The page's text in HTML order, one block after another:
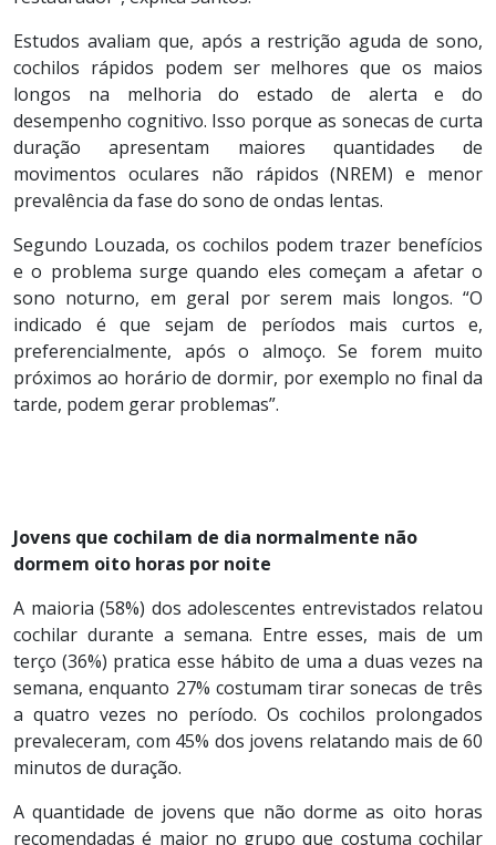
Estudos avaliam que, após a restrição aguda de sono,
cochilos rápidos podem ser melhores que os maios
longos na melhoria do estado de alerta e do
desempenho cognitivo. Isso porque as sonecas de curta
duração apresentam maiores quantidades de
movimentos oculares não rápidos (NREM) e menor
prevalência da fase do sono de ondas lentas.
Segundo Louzada, os cochilos podem trazer benefícios
e o problema surge quando eles começam a afetar o
sono noturno, em geral por serem mais longos. “O
indicado é que sejam de períodos mais curtos e,
preferencialmente, após o almoço. Se forem muito
próximos ao horário de dormir, por exemplo no final da
tarde, podem gerar problemas”.
Jovens que cochilam de dia normalmente não
dormem oito horas por noite
A maioria (58%) dos adolescentes entrevistados relatou
cochilar durante a semana. Entre esses, mais de um
terço (36%) pratica esse hábito de uma a duas vezes na
semana, enquanto 27% costumam tirar sonecas de três
a quatro vezes no período. Os cochilos prolongados
prevaleceram, com 45% dos jovens relatando mais de 60
minutos de duração.
A quantidade de jovens que não dorme as oito horas
recomendadas é maior no grupo que costuma cochilar